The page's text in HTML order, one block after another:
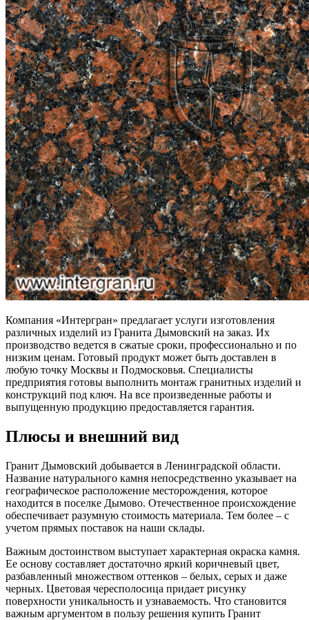
Компания «Интергран» предлагает услуги изготовления
различных изделий из Гранита Дымовский на заказ. Их
производство ведется в сжатые сроки, профессионально и по
низким ценам. Готовый продукт может быть доставлен в
любую точку Москвы и Подмосковья. Специалисты
предприятия готовы выполнить монтаж гранитных изделий и
конструкций под ключ. На все произведенные работы и
выпущенную продукцию предоставляется гарантия.
Плюсы и внешний вид
Гранит Дымовский добывается в Ленинградской области.
Название натурального камня непосредственно указывает на
географическое расположение месторождения, которое
находится в поселке Дымово. Отечественное происхождение
обеспечивает разумную стоимость материала. Тем более – с
учетом прямых поставок на наши склады.
Важным достоинством выступает характерная окраска камня.
Ее основу составляет достаточно яркий коричневый цвет,
разбавленный множеством оттенков – белых, серых и даже
черных. Цветовая чересполосица придает рисунку
поверхности уникальность и узнаваемость. Что становится
важным аргументом в пользу решения купить Гранит